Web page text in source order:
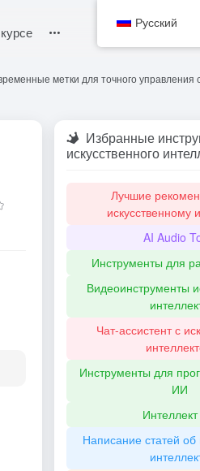
метки для точного управления
Избранные
искусственного
Лучшие
искусственному
AI Audio
Инструменты для
Видеоинструменты
Чат-ассистент с
Инструменты для
ИИ
Написание статей об
Русский